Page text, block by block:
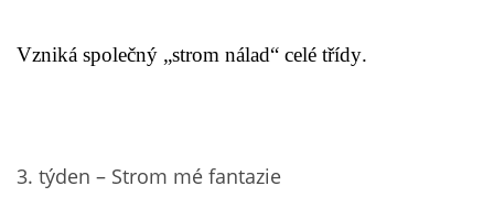
ŠABLONY
DOPORUČUJI
Vzniká společný „strom nálad“ celé třídy.
3. týden – Strom mé fantazie